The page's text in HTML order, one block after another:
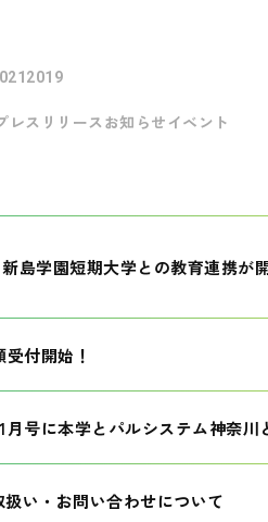
2019
レスリリース お知らせ イベント
島学園短期大学との教育連携が
付開始！
月号に本学とパルシステム神奈
い・お問い合わせについて